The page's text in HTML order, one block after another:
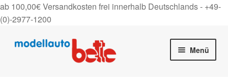
ab 100,00€ Versandkosten frei innerhalb Deutschlands - +49-
(0)-2977-1200
Zur
Zum
Menü